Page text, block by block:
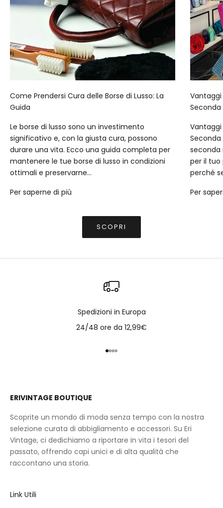
Come Prendersi Cura delle Borse di Lusso: La
Guida
Le borse di lusso sono un investimento
significativo e, con la giusta cura, possono
durare una vita. Ecco una guida completa per
mantenere le tue borse di lusso in condizioni
ottimali e preservarne...
Per saperne di più
Vantaggi
Seconda
Vantaggi
Seconda
seconda
per il tuo
perché
Per
SCOPRI
Spedizioni in Europa
24/48 ore da 12,99€
Vai all'articolo 1
Vai all'articolo 2
Vai all'articolo 3
Vai all'articolo 4
ERIVINTAGE BOUTIQUE
Scoprite un mondo di moda senza tempo con la nostra
selezione curata di abbigliamento e accessori. Su Eri
Vintage, ci dedichiamo a riportare in vita i tesori del
passato, offrendo capi unici e di alta qualità che
raccontano una storia.
Link Utili